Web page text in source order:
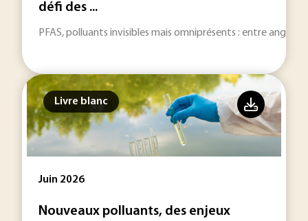
défi des ...
PFAS, polluants invisibles mais omniprésents : entre angles
Livre blanc
Juin 2026
Nouveaux polluants, des enjeux